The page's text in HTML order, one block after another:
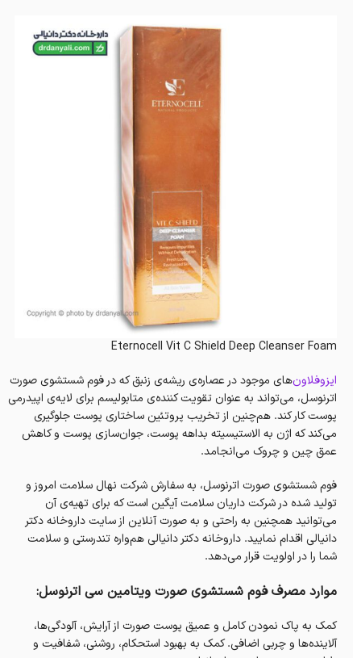
Eternocell Vit C Shield Deep Cleanser Foam
ایزوفلاون‌های موجود در عصاره‌ی ریشه‌ی زنبق که در فوم شستشوی صورت
اترنوسل، می‌تواند به عنوان تقویت کننده‌ی متابولیسم برای لایه‌ی اپیدرمی
پوست کار کند. هم‌چنین از تخریب پروتئین ساختاری پوست جلوگیری
می‌کند که اژن به الاستیسیته بداهه پوست، جوان‌سازی پوست و کاهش
عمق چین و چروک می‌انجامد.
فوم شستشوی صورت اترنوسل، به سفارش شرکت نهال سلامت امروز و
تولید شده در شرکت داریان سلامت آیگین است که برای تهیه‌ی آن
می‌توانید همچنین به راحتی و به صورت آنلاین از سایت داروخانه‌ دکتر
دانیالی اقدام نمایید. داروخانه‌ دکتر دانیالی هم‌واره تندرستی و سلامت
شما را در اولویت قرار می‌دهد.
موارد مصرف فوم شستشوی صورت ویتامین سی اترنوسل:
کمک به پاک نمودن کامل و عمیق پوست صورت از آرایش، آلودگی‌ها،
آلاینده‌ها و چربی اضافی. کمک به بهبود استحکام، روشنی، شفافیت و